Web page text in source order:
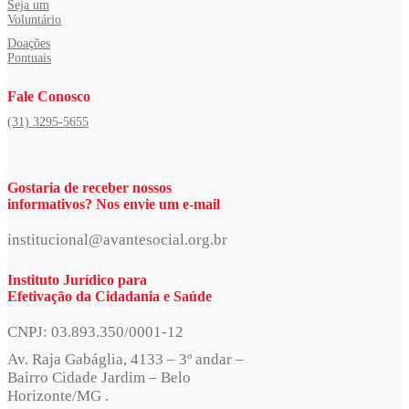
Seja um
Voluntário
Doações
Pontuais
Fale Conosco
(31) 3295-5655
Gostaria de receber nossos
informativos? Nos envie um e-mail
institucional@avantesocial.org.br
Instituto Jurídico para
Efetivação da Cidadania e Saúde
CNPJ: 03.893.350/0001-12
Av. Raja Gabáglia, 4133 – 3º andar –
Bairro Cidade Jardim – Belo
Horizonte/MG .